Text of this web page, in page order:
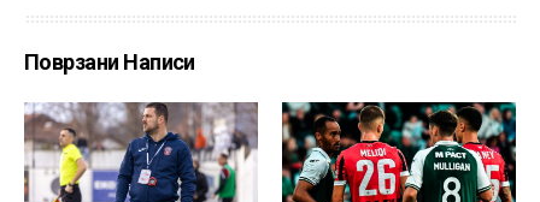
Поврзани Написи